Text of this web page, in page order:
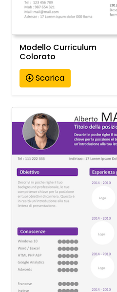
Modello Curriculum
Colorato
Scarica